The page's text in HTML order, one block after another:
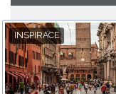
INSPIRACE